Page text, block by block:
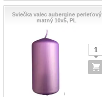
Sviečka valec aubergine perleťový
matný 10x5, PL